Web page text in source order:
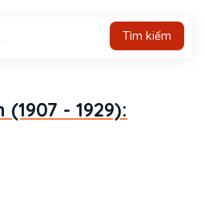
Tìm kiếm
- 1929):